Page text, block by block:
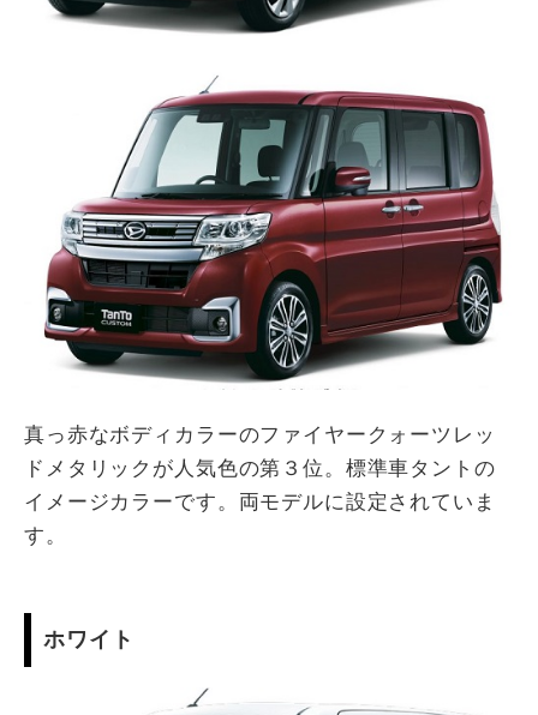
真っ赤なボディカラーのファイヤークォーツレッ
ドメタリックが人気色の第３位。標準車タントの
イメージカラーです。両モデルに設定されていま
す。
ホワイト